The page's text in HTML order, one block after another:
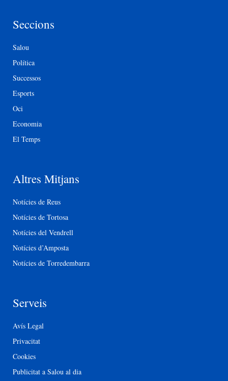
Seccions
Salou
Política
Successos
Esports
Oci
Economia
El Temps
Altres Mitjans
Notícies de Reus
Notícies de Tortosa
Notícies del Vendrell
Notícies d’Amposta
Notícies de Torredembarra
Serveis
Avís Legal
Privacitat
Cookies
Publicitat a Salou al dia